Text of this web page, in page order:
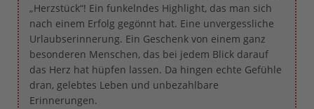
„Herzstück“! Ein funkelndes Highlight, das man sich
nach einem Erfolg gegönnt hat. Eine unvergessliche
Urlaubserinnerung. Ein Geschenk von einem ganz
besonderen Menschen, das bei jedem Blick darauf
das Herz hat hüpfen lassen. Da hingen echte Gefühle
dran, gelebtes Leben und unbezahlbare
Erinnerungen.